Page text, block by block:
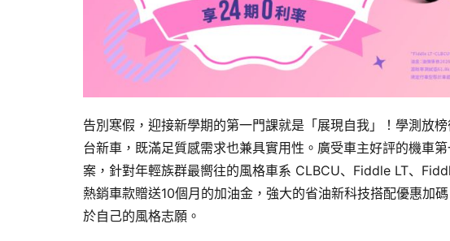
告別寒假，迎接新學期的第一門課就是「展現自我」！學測放
台新車，既滿足質感需求也兼具實用性。廣受車主好評的機車
案，針對年輕族群最嚮往的風格車系 CLBCU、Fiddle LT、
熱銷車款贈送10個月的加油金，強大的省油新科技搭配優惠加
於自己的風格志願。